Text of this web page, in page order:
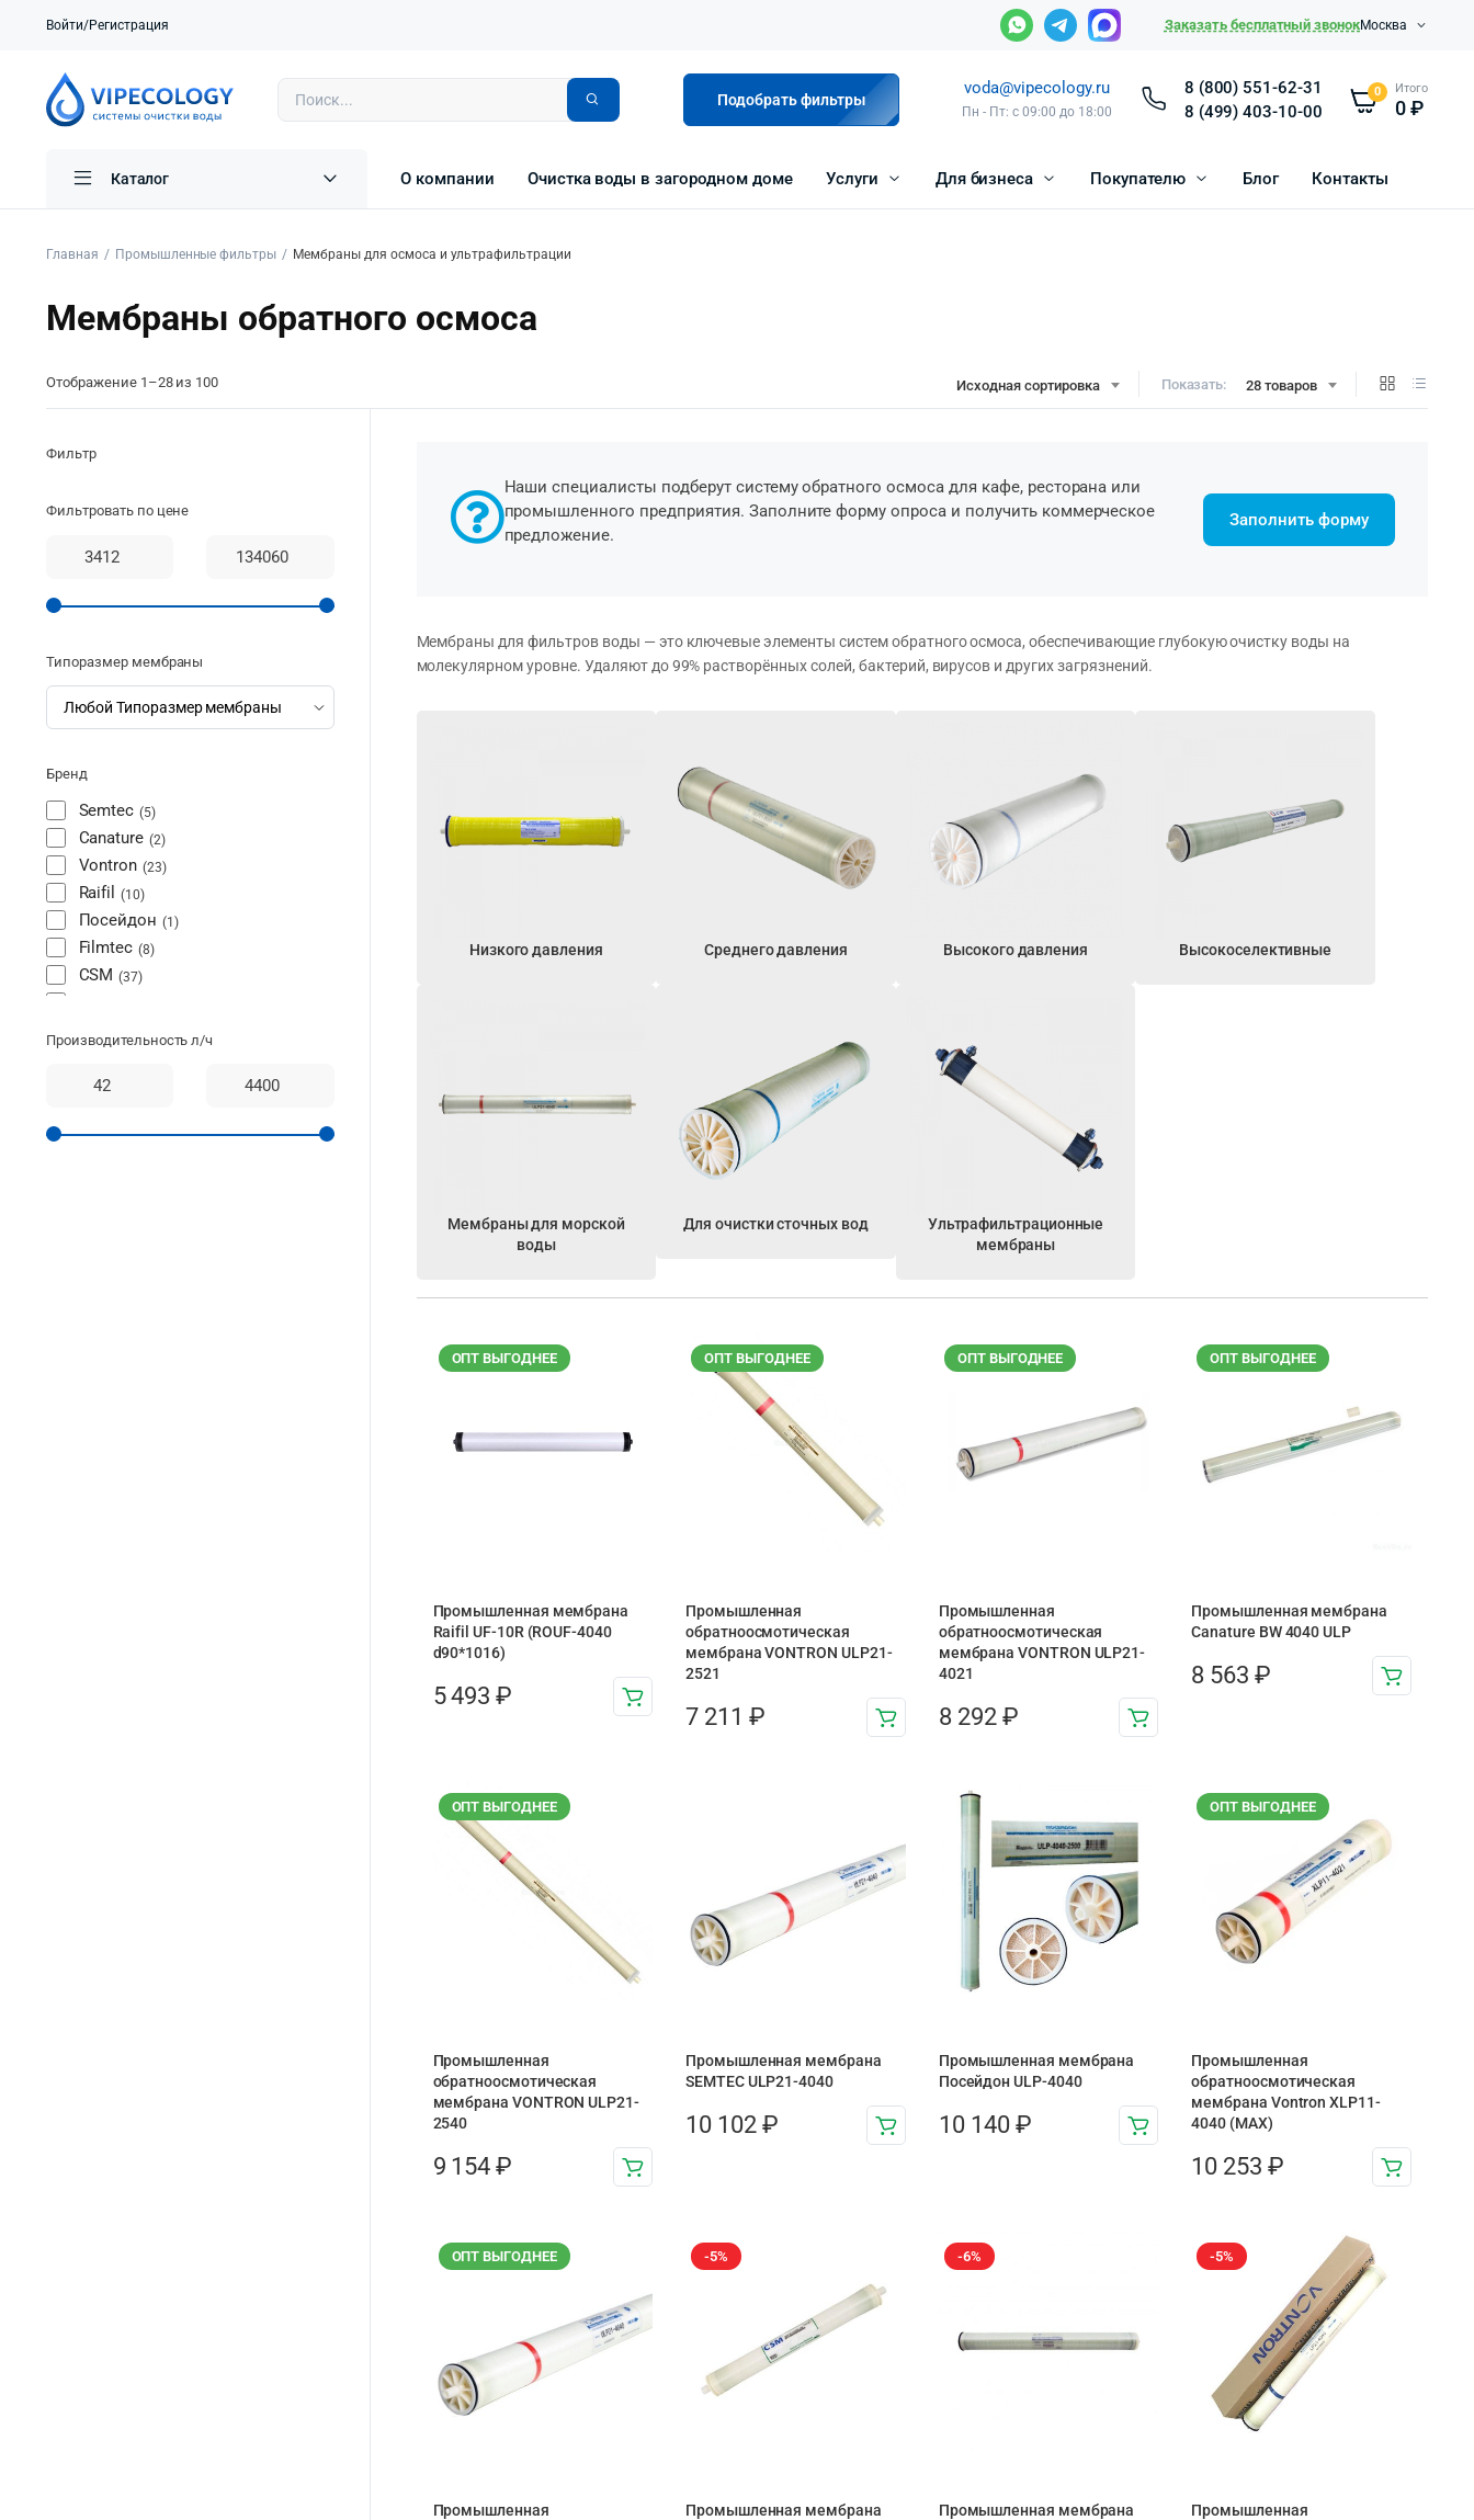
Войти/Регистрация Заказать бесплатный звонокМосква
Подобрать фильтры
voda@vipecology.ru
Пн - Пт: с 09:00 до 18:00
8 (800) 551-62-31
8 (499) 403-10-00
0 Итого
0₽
Каталог О компании Очистка воды в загородном доме Услуги Для бизнеса Покупателю Блог Контакты
Главная Промышленные фильтры Мембраны для осмоса и ультрафильтрации
Мембраны обратного осмоса
Исходная сортировка Показать: 28 товаров
Отображение 1–28 из 100
Наши специалисты подберут систему обратного осмоса для кафе, ресторана или
промышленного предприятия. Заполните форму опроса и получить коммерческое
предложение.
Заполнить форму
Мембраны для фильтров воды — это ключевые элементы систем обратного осмоса, обеспечивающие глубокую очистку воды на
молекулярном уровне. Удаляют до 99% растворённых солей, бактерий, вирусов и других загрязнений.
Низкого давления Среднего давления Высокого давления Высокоселективные
Мембраны для морской
воды
Для очистки сточных вод
Ультрафильтрационные
мембраны
ОПТ ВЫГОДНЕЕ
Промышленная мембрана
Raifil UF-10R (ROUF-4040
d90*1016)
5 493₽
ОПТ ВЫГОДНЕЕ
Промышленная
обратноосмотическая
мембрана VONTRON ULP21-
2521
7 211 ₽
ОПТ ВЫГОДНЕЕ
Промышленная
обратноосмотическая
мембрана VONTRON ULP21-
4021
8 292 ₽
ОПТ ВЫГОДНЕЕ
Промышленная мембрана
Canature BW 4040 ULP
8 563₽
ОПТ ВЫГОДНЕЕ
Промышленная
обратноосмотическая
мембрана VONTRON ULP21-
2540
9 154₽
Промышленная мембрана
SEMTEC ULP21-4040
10 102 ₽
Промышленная мембрана
Посейдон ULP-4040
10 140 ₽
ОПТ ВЫГОДНЕЕ
Промышленная
обратноосмотическая
мембрана Vontron XLP11-
4040 (MAX)
10 253₽
ОПТ ВЫГОДНЕЕ
Промышленная
-5%
Промышленная мембрана
-6%
Промышленная мембрана
-5%
Промышленная
Фильтр
Фильтровать по цене
Типоразмер мембраны
Бренд
Semtec 5
Canature 2
Vontron 23
Raifil 10
Посейдон 1
Filmtec 8
CSM 37
Производительность л/ч